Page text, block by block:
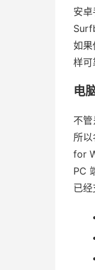
安
如
样可
电
不
所
for
PC
已